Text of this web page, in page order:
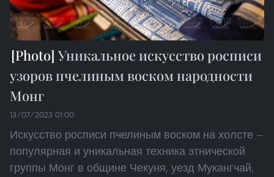
Уникальное искусство росписи
узоров пчелиным воском народности
Монг
13/07/2023 01:00
Искусство росписи пчелиным воском на холсте —
популярная и уникальная техника этнической
группы Монг в общине Чекуня, уезд Мукангчай,